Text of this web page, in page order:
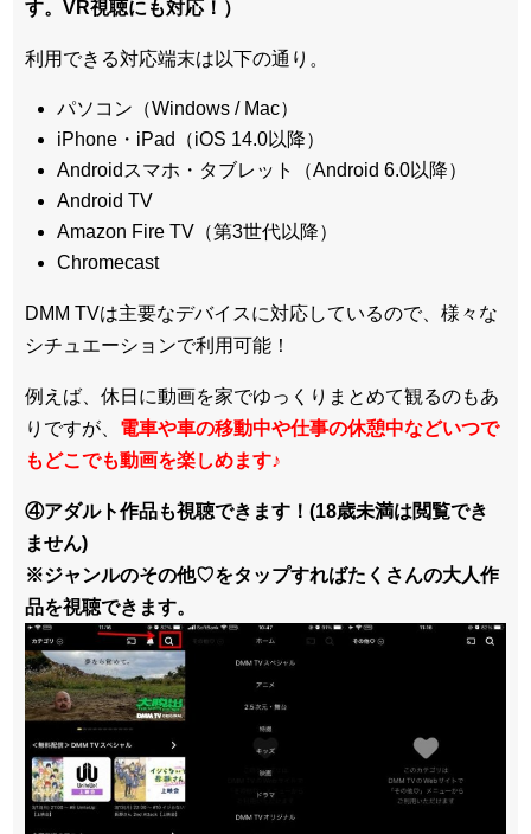
す。VR視聴にも対応！）
利用できる対応端末は以下の通り。
パソコン（Windows / Mac）
iPhone・iPad（iOS 14.0以降）
Androidスマホ・タブレット（Android 6.0以降）
Android TV
Amazon Fire TV（第3世代以降）
Chromecast
DMM TVは主要なデバイスに対応しているので、 様々な
シチュエーションで利用可能！
例えば、休日に動画を家でゆっくりまとめて観るのもあ
りですが、 電車や車の移動中や仕事の休憩中などいつで
もどこでも動画を楽しめます♪
④アダルト作品も視聴できます！(18歳未満は閲覧でき
ません)
※ジャンルのその他♡をタップすればたくさんの大人作
品を視聴できます。